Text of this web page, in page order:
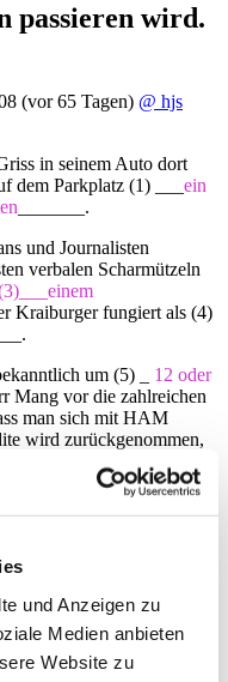
und Anzeigen zu
Medien anbieten
Website zu
passieren wird.
(vor 65 Tagen) @ hjs
in seinem Auto dort
dem Parkplatz (1) ___ ein
_______.
und Journalisten
verbalen Scharmützeln
Kraiburger fungiert als (4)
um (5) _
12 oder
Mang vor die zahlreichen
man sich mit HAM
wird zurückgenommen,
Spiel und offiziellen
Phil Collins nun auch den
Sicht der HAM
gegangen, sondern